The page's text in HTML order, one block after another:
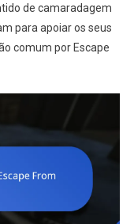
de camaradagem
para apoiar os seus
comum por Escape